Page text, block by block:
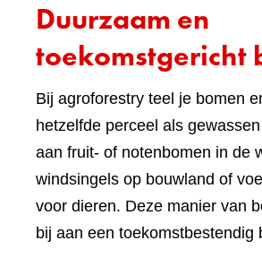
Duurzaam en
toekomstgericht
Bij agroforestry teel je bomen
hetzelfde perceel als
aan fruit- of notenbomen in de
windsingels op bouwland of
voor dieren. Deze manier van
bij aan een toekomstbestendig